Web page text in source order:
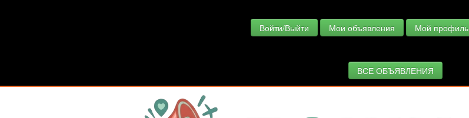
Войти/Выйти Мои объявления Мой профиль
ВСЕ ОБЪЯВЛЕНИЯ